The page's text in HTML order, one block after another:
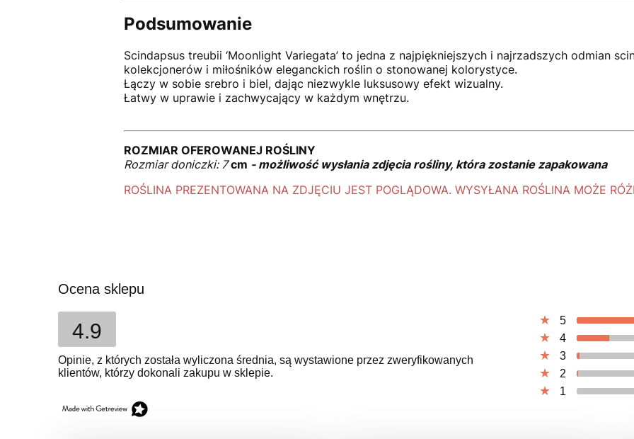
Podsumowanie
Scindapsus treubii ‘Moonlight Variegata’ to jedna z najpiękniejszych i najrzadszych odmian
kolekcjonerów i miłośników eleganckich roślin o stonowanej kolorystyce.
Łączy w sobie srebro i biel, dając niezwykle luksusowy efekt wizualny.
Łatwy w uprawie i zachwycający w każdym wnętrzu.
ROZMIAR OFEROWANEJ ROŚLINY
Rozmiar doniczki: 7cm - możliwość wysłania zdjęcia rośliny, która zostanie zapakowana
ROŚLINA PREZENTOWANA NA ZDJĘCIU JEST POGLĄDOWA. WYSYŁANA ROŚLINA MOŻE
Ocena sklepu
4.9
Opinie, z których została wyliczona średnia, są wystawione przez zweryfikowanych
klientów, którzy dokonali zakupu w sklepie.
5
4
3
2
1